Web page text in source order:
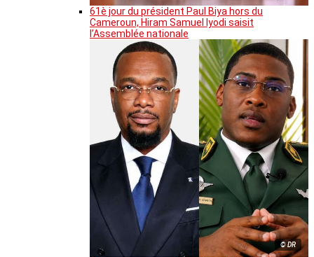
61è jour du président Paul Biya hors du
Cameroun, Hiram Samuel Iyodi saisit
l’Assemblée nationale
© DR